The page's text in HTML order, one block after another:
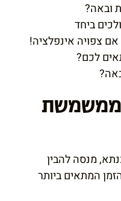
ובאה?
ביחד
צפויה אינפלציה!
לכם?
ממשמשת
מנסה להבין
המתאים ביותר